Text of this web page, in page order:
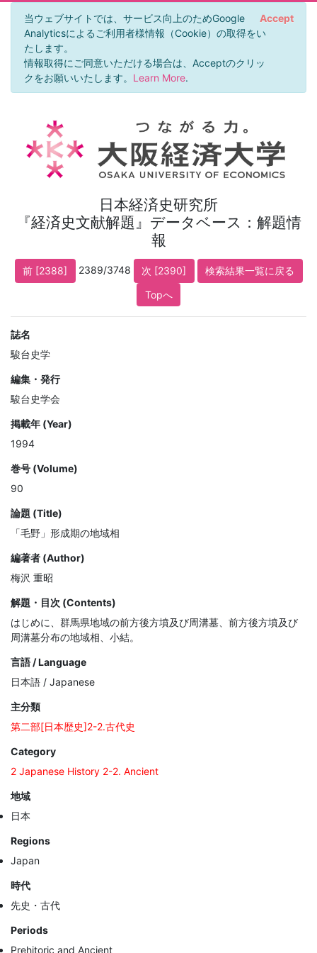
当ウェブサイトでは、サービス向上のためGoogle
Analyticsによるご利用者様情報（Cookie）の取得をい
たします。
情報取得にご同意いただける場合は、Acceptのクリッ
クをお願いいたします。 Learn More.
Accept
日本経済史研究所
『経済史文献解題』データベース：解題情
報
前 [2388] 2389/3748 次 [2390]
検索結果一覧に戻る
Topへ
誌名
駿台史学
編集・発行
駿台史学会
掲載年 (Year)
1994
巻号 (Volume)
90
論題 (Title)
「毛野」形成期の地域相
編著者 (Author)
梅沢 重昭
解題・目次 (Contents)
はじめに、群馬県地域の前方後方墳及び周溝墓、前方後方墳及び
周溝墓分布の地域相、小結。
言語 / Language
日本語 / Japanese
主分類
第二部[日本歴史]2-2.古代史
Category
2 Japanese History 2-2. Ancient
地域
日本
Regions
Japan
時代
先史・古代
Periods
Prehitoric and Ancient